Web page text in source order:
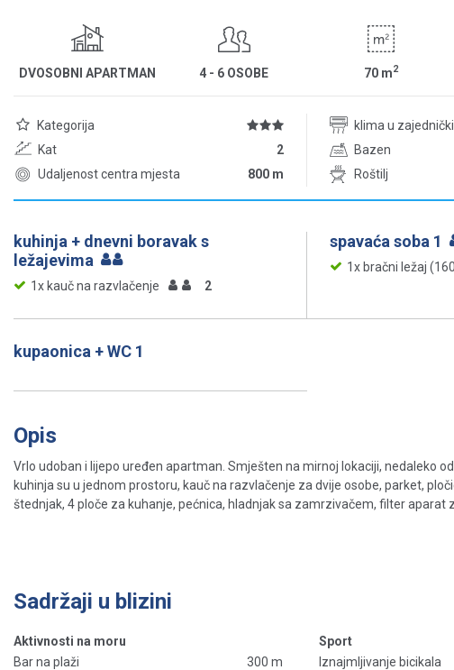
DVOSOBNI APARTMAN 4 - 6 OSOBE 70 m2
Kategorija klima u
Kat
2 Bazen
Udaljenost centra mjesta
800 m Roštilj
kuhinja + dnevni boravak s
ležajevima
1x kauč na razvlačenje 2
spavaća soba 1
1x bračni ležaj
kupaonica + WC 1
Opis
Vrlo udoban i lijepo uređen apartman. Smješten na mirnoj lokaciji, nedaleko
kuhinja su u jednom prostoru, kauč na razvlačenje za dvije osobe, parket,
štednjak, 4 ploče za kuhanje, pećnica, hladnjak sa zamrzivačem, filter aparat
Sadržaji u blizini
Aktivnosti na moru
Bar na plaži
300 m
Sport
Iznajmljivanje bicikala